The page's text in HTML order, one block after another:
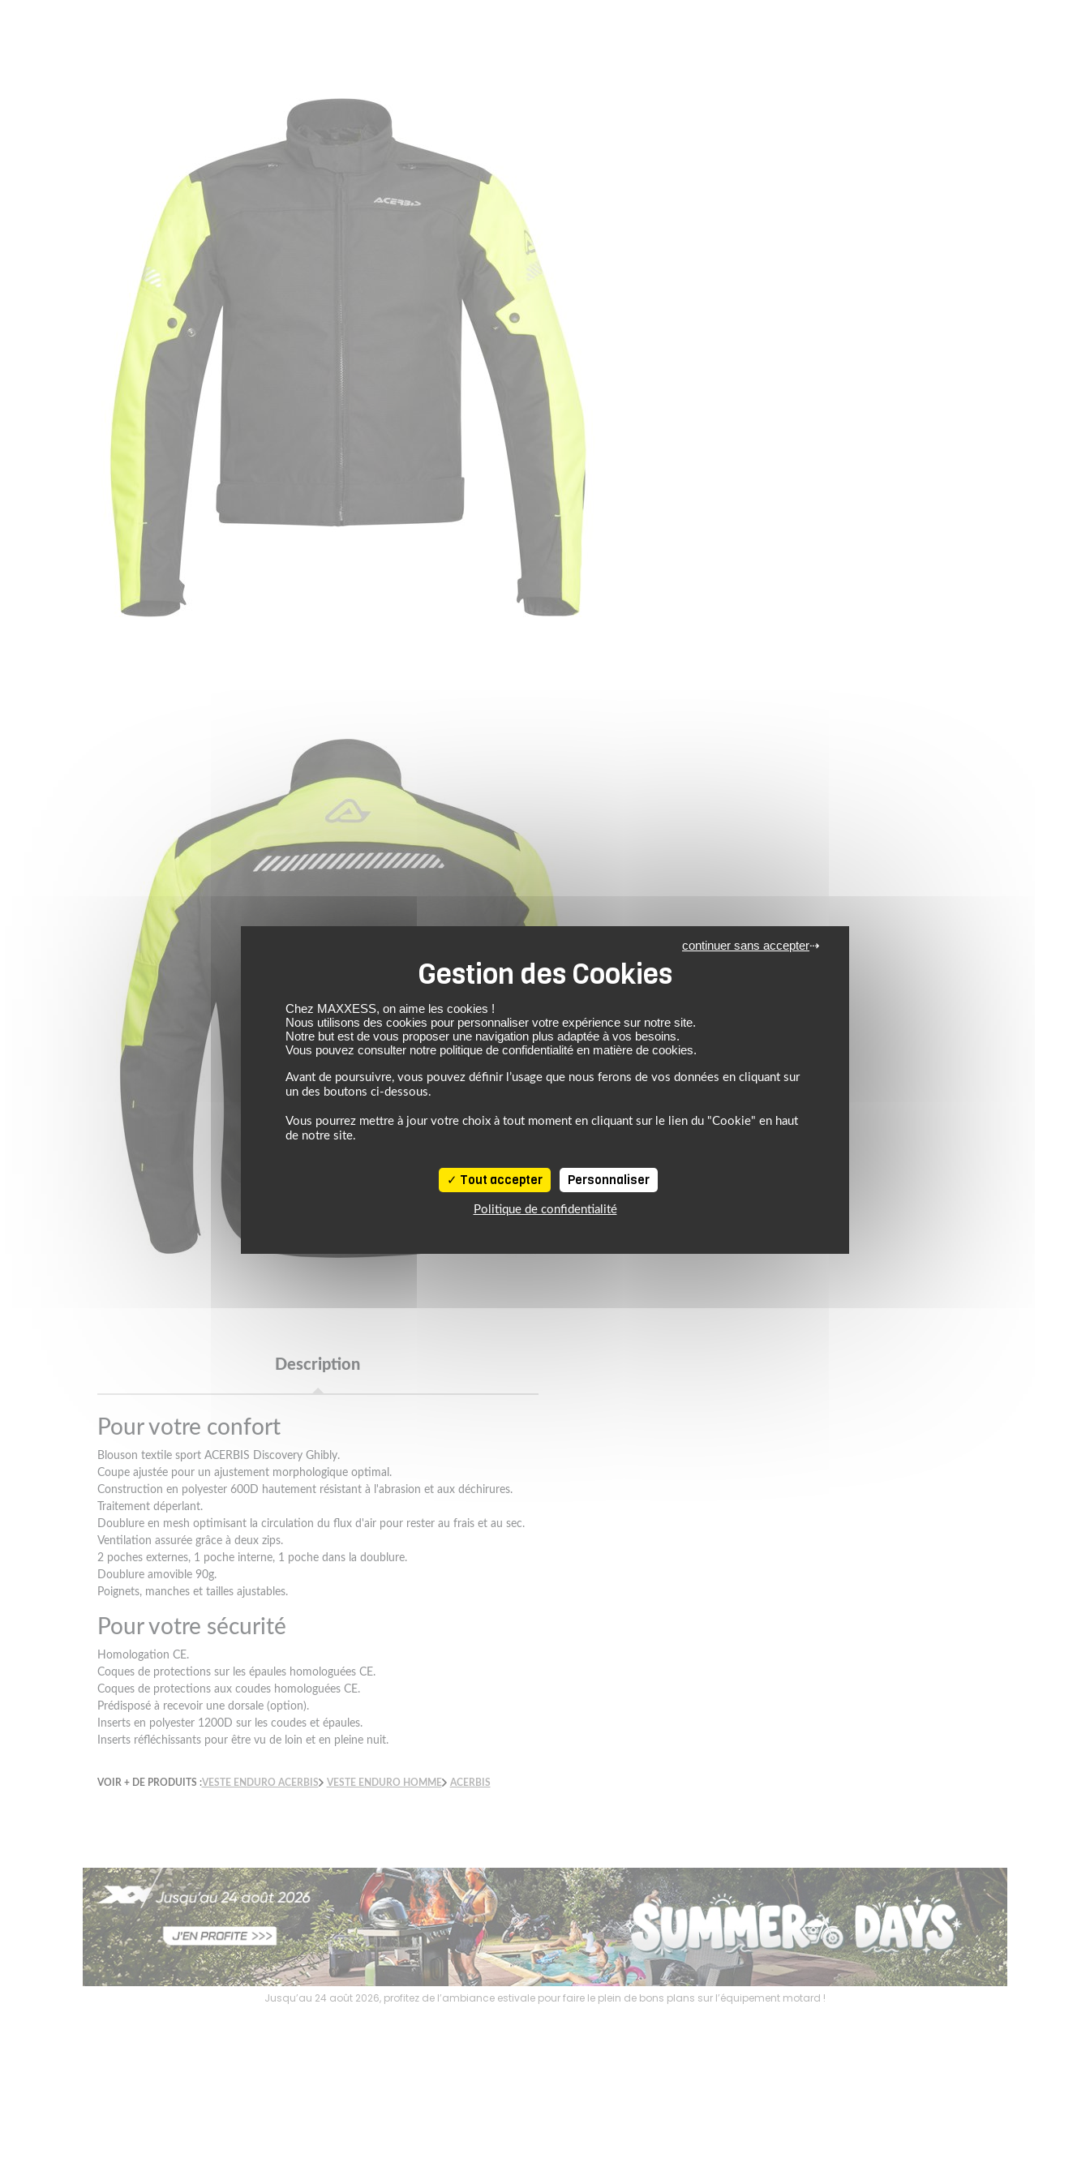
Description
Pour votre confort
Blouson textile sport ACERBIS Discovery Ghibly.
Coupe ajustée pour un ajustement morphologique optimal.
Construction en polyester 600D hautement résistant à l'abrasion et aux déchirures.
Traitement déperlant.
Doublure en mesh optimisant la circulation du flux d'air pour rester au frais et au sec.
Ventilation assurée grâce à deux zips.
2 poches externes, 1 poche interne, 1 poche dans la doublure.
Doublure amovible 90g.
Poignets, manches et tailles ajustables.
Pour votre sécurité
Homologation CE.
Coques de protections sur les épaules homologuées CE.
Coques de protections aux coudes homologuées CE.
Prédisposé à recevoir une dorsale (option).
Inserts en polyester 1200D sur les coudes et épaules.
Inserts réfléchissants pour être vu de loin et en pleine nuit.
VOIR + DE PRODUITS :VESTE ENDURO ACERBIS VESTE ENDURO HOMME ACERBIS
Jusqu’au 24 août 2026, profitez de l’ambiance estivale pour faire le plein de bons plans sur l’équipement motard !
Chez MAXXESS, on aime les cookies !
Nous utilisons des cookies pour personnaliser votre expérience sur notre site.
Notre but est de vous proposer une navigation plus adaptée à vos besoins.
Vous pouvez consulter notre politique de confidentialité en matière de cookies.
Avant de poursuivre, vous pouvez définir l’usage que nous ferons de vos données en cliquant sur
un des boutons ci-dessous.
Vous pourrez mettre à jour votre choix à tout moment en cliquant sur le lien du "Cookie" en haut
de notre site.
Tout accepter
continuer sans accepter
Personnaliser
Politique de confidentialité